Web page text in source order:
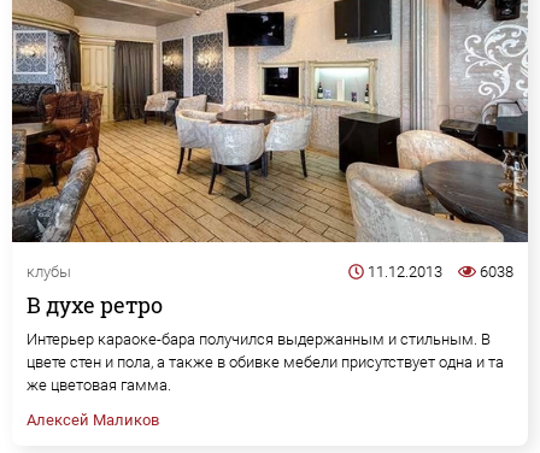
клубы 11.12.2013 6038
В духе ретро
Интерьер караоке-бара получился выдержанным и стильным. В
цвете стен и пола, а также в обивке мебели присутствует одна и та
же цветовая гамма.
Алексей Маликов